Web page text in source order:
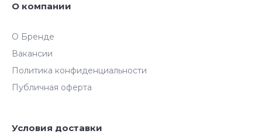
О компании
О Бренде
Вакансии
Политика конфиденциальности
Публичная оферта
Условия доставки